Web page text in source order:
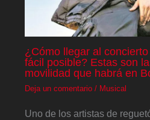
¿Cómo llegar al
fácil posible? Estas son
movilidad que habrá en
Deja un comentario / Musical
Uno de los artistas de